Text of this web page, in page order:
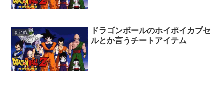
まとめ
ドラゴンボールのホイポイカプセ
ルとか言うチートアイテム